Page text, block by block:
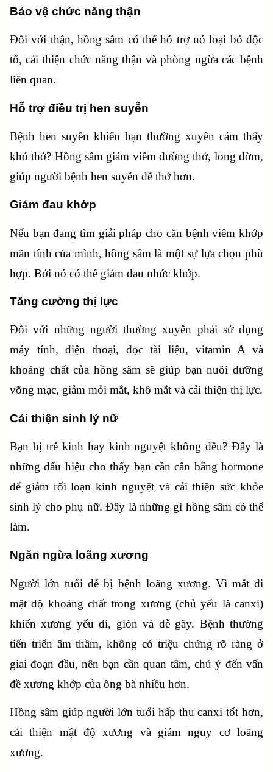
Bảo vệ chức năng thận
Đối với thận, hồng sâm có thể hỗ trợ nó loại bỏ độc
tố, cải thiện chức năng thận và phòng ngừa các bệnh
liên quan.
Hỗ trợ điều trị hen suyễn
Bệnh hen suyễn khiến bạn thường xuyên cảm thấy
khó thở? Hồng sâm giảm viêm đường thở, long đờm,
giúp người bệnh hen suyễn dễ thở hơn.
Giảm đau khớp
Nếu bạn đang tìm giải pháp cho căn bệnh viêm khớp
mãn tính của mình, hồng sâm là một sự lựa chọn phù
hợp. Bởi nó có thể giảm đau nhức khớp.
Tăng cường thị lực
Đối với những người thường xuyên phải sử dụng
máy tính, điện thoại, đọc tài liệu, vitamin A và
khoáng chất của hồng sâm sẽ giúp bạn nuôi dưỡng
võng mạc, giảm mỏi mắt, khô mắt và cải thiện thị lực.
Cải thiện sinh lý nữ
Bạn bị trễ kinh hay kinh nguyệt không đều? Đây là
những dấu hiệu cho thấy bạn cần cân bằng hormone
để giảm rối loạn kinh nguyệt và cải thiện sức khỏe
sinh lý cho phụ nữ. Đây là những gì hồng sâm có thể
làm.
Ngăn ngừa loãng xương
Người lớn tuổi dễ bị bệnh loãng xương. Vì mất đi
mật độ khoáng chất trong xương (chủ yếu là canxi)
khiến xương yếu đi, giòn và dễ gãy. Bệnh thường
tiến triển âm thầm, không có triệu chứng rõ ràng ở
giai đoạn đầu, nên bạn cần quan tâm, chú ý đến vấn
đề xương khớp của ông bà nhiều hơn.
Hồng sâm giúp người lớn tuổi hấp thu canxi tốt hơn,
cải thiện mật độ xương và giảm nguy cơ loãng
xương.